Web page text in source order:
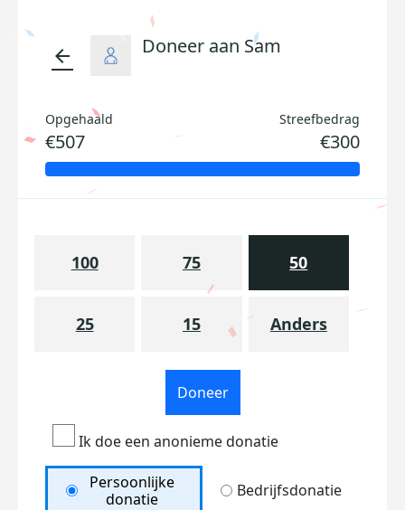
arrow_back Doneer aan Sam
Opgehaald
€507
Streefbedrag
€300
100 75 50
25 15 Anders
Doneer
Ik doe een anonieme donatie
Persoonlijke
donatie
Bedrijfsdonatie